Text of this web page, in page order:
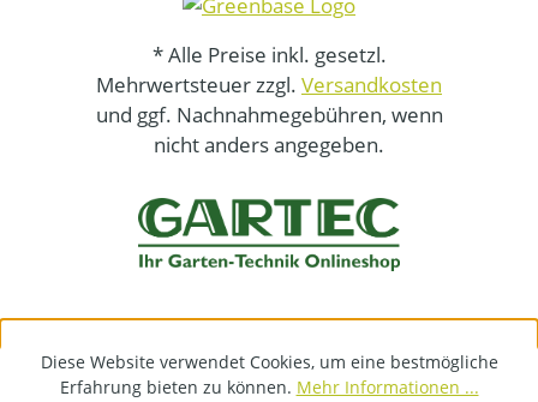
* Alle Preise inkl. gesetzl.
Mehrwertsteuer zzgl. Versandkosten
und ggf. Nachnahmegebühren, wenn
nicht anders angegeben.
Diese Website verwendet Cookies, um eine bestmögliche
Erfahrung bieten zu können. Mehr Informationen ...